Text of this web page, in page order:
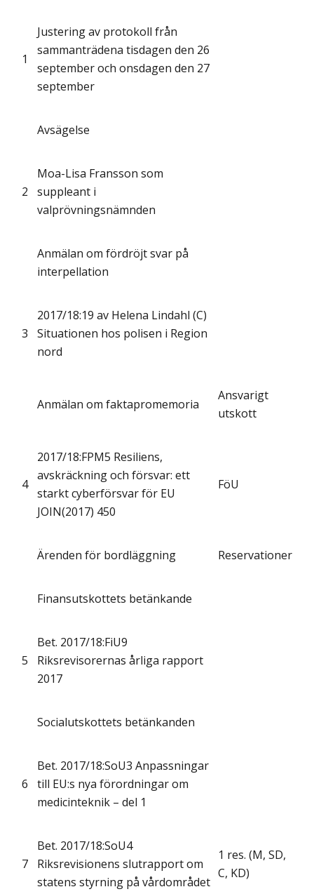
1
Justering av protokoll från
sammanträdena tisdagen den 26
september och onsdagen den 27
september
Avsägelse
2
Moa-Lisa Fransson som
suppleant i
valprövningsnämnden
Anmälan om fördröjt svar på
interpellation
3
2017/18:19 av Helena Lindahl (C)
Situationen hos polisen i Region
nord
Anmälan om faktapromemoria
Ansvarigt
utskott
4
2017/18:FPM5 Resiliens,
avskräckning och försvar: ett
starkt cyberförsvar för EU
JOIN(2017) 450
FöU
Ärenden för bordläggning Reservationer
Finansutskottets betänkande
5
Bet. 2017/18:FiU9
Riksrevisorernas årliga rapport
2017
Socialutskottets betänkanden
6
Bet. 2017/18:SoU3 Anpassningar
till EU:s nya förordningar om
medicinteknik – del 1
7
Bet. 2017/18:SoU4
Riksrevisionens slutrapport om
statens styrning på vårdområdet
1 res. (M, SD,
C, KD)